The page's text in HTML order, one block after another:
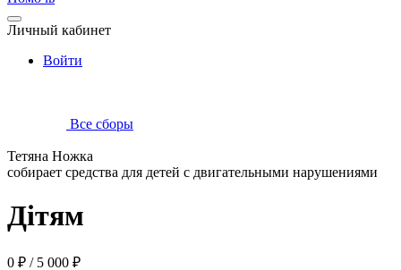
Личный кабинет
Войти
Все сборы
Тетяна Ножка
собирает средства для детей с двигательными нарушениями
Дітям
0 ₽ / 5 000 ₽